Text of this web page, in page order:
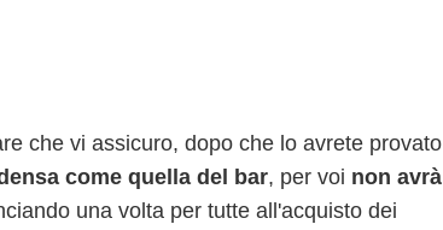
che vi assicuro, dopo che lo avrete provato
come quella del bar, per voi non avrà
una volta per tutte all'acquisto dei